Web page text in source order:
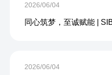
2026/06/04
2026/06/04